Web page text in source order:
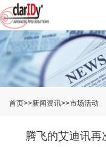
首页>>新闻资讯>>市场活动
腾飞的艾迪讯